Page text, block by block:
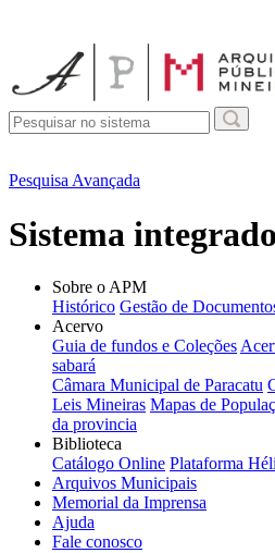
Pesquisa Avançada
Sistema
Sobre o APM
Histórico Gestão de
Acervo
Guia de fundos e Coleções
sabará
Câmara Municipal de Paracatu
Leis Mineiras Mapas de
da provincia
Biblioteca
Catálogo Online Plataforma
Arquivos Municipais
Memorial da Imprensa
Ajuda
Fale conosco